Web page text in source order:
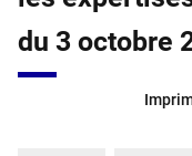
du 3 octobre